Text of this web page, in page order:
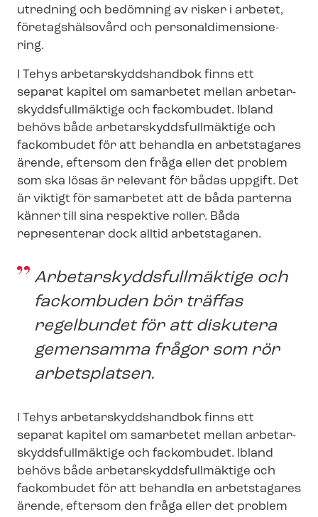
utredning och bedömning av risker i arbetet,
företagshälsovård och per­so­nal­di­men­sio­ne­
ring.
I Tehys ar­be­tar­skydds­hand­bok finns ett
separat kapitel om samarbetet mellan ar­be­tar­
skydds­full­mäk­ti­ge och fackombudet. Ibland
behövs både ar­be­tar­skydds­full­mäk­ti­ge och
fackombudet för att behandla en arbetstagares
ärende, eftersom den fråga eller det problem
som ska lösas är relevant för bådas uppgift. Det
är viktigt för samarbetet att de båda parterna
känner till sina respektive roller. Båda
representerar dock alltid arbetstagaren.
Ar­be­tar­skydds­full­mäk­ti­ge och
fackombuden bör träffas
regelbundet för att diskutera
gemensamma frågor som rör
arbetsplatsen.
I Tehys ar­be­tar­skydds­hand­bok finns ett
separat kapitel om samarbetet mellan ar­be­tar­
skydds­full­mäk­ti­ge och fackombudet. Ibland
behövs både ar­be­tar­skydds­full­mäk­ti­ge och
fackombudet för att behandla en arbetstagares
ärende, eftersom den fråga eller det problem